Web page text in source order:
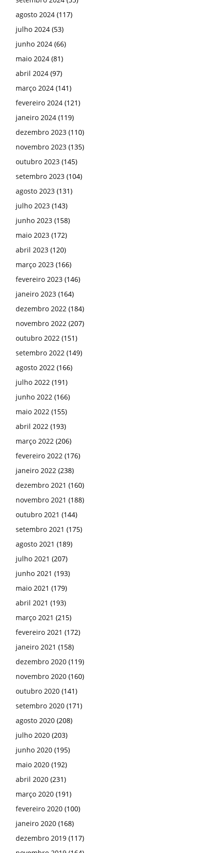
agosto 2024 (117)
julho 2024 (53)
junho 2024 (66)
maio 2024 (81)
abril 2024 (97)
março 2024 (141)
fevereiro 2024 (121)
janeiro 2024 (119)
dezembro 2023 (110)
novembro 2023 (135)
outubro 2023 (145)
setembro 2023 (104)
agosto 2023 (131)
julho 2023 (143)
junho 2023 (158)
maio 2023 (172)
abril 2023 (120)
março 2023 (166)
fevereiro 2023 (146)
janeiro 2023 (164)
dezembro 2022 (184)
novembro 2022 (207)
outubro 2022 (151)
setembro 2022 (149)
agosto 2022 (166)
julho 2022 (191)
junho 2022 (166)
maio 2022 (155)
abril 2022 (193)
março 2022 (206)
fevereiro 2022 (176)
janeiro 2022 (238)
dezembro 2021 (160)
novembro 2021 (188)
outubro 2021 (144)
setembro 2021 (175)
agosto 2021 (189)
julho 2021 (207)
junho 2021 (193)
maio 2021 (179)
abril 2021 (193)
março 2021 (215)
fevereiro 2021 (172)
janeiro 2021 (158)
dezembro 2020 (119)
novembro 2020 (160)
outubro 2020 (141)
setembro 2020 (171)
agosto 2020 (208)
julho 2020 (203)
junho 2020 (195)
maio 2020 (192)
abril 2020 (231)
março 2020 (191)
fevereiro 2020 (100)
janeiro 2020 (168)
dezembro 2019 (117)